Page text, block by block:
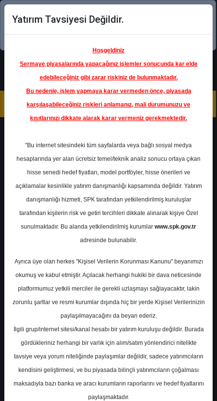
Şimdi uygulamayı indirin!
MGROS- MİGROS TİCARET A.Ş.
Hedef Fiyat 810.00 ₺
Getiri
%0.00
0 0
En Yüksek Tahmin
Ortalama Fiyat Tahmini
Yatırım Tavsiyesi Değildir.
Hoşgeldiniz
Sermaye piyasalarında yapacağınız işlemler sonucunda kar elde
edebileceğiniz gibi zarar riskiniz de bulunmaktadır.
Bu nedenle, işlem yapmaya karar vermeden önce, piyasada
karşılaşabileceğiniz riskleri anlamanız, mali durumunuzu ve
kısıtlarınızı dikkate alarak karar vermeniz gerekmektedir.
"Bu internet sitesindeki tüm sayfalarda veya bağlı sosyal medya
hesaplarında yer alan ücretsiz temel/teknik analiz sonucu ortaya çıkan
hisse senedi hedef fiyatları, model portföyler, hisse önerileri ve
açıklamalar kesinlikle yatırım danışmanlığı kapsamında değildir. Yatırım
danışmanlığı hizmeti, SPK tarafından yetkilendirilmiş kuruluşlar
tarafından kişilerin risk ve getiri tercihleri dikkate alınarak kişiye Özel
sunulmaktadır. Bu alanda yetkilendirilmiş kurumlar www.spk.gov.tr
adresinde bulunabilir.
Ayrıca üye olan herkes "Kişisel Verilerin Korunması Kanunu" beyanımızı
okumuş ve kabul etmiştir. Açılacak herhangi hukiki bir dava neticesinde
platformumuz yetkili merciler ile gerekli uzlaşmayı sağlayacaktır, lakin
zorunlu şartlar ve resmi kurumlar dışında hiç bir yerde Kişisel Verilerinizin
paylaşılmayacağını da beyan ederiz.
İlgili grup/internet sitesi/kanal hesabı bir yatırım kuruluşu değildir. Burada
gördükleriniz herhangi bir varlık için alım/satım yönlendirici nitelikte
tavsiye veya yorum niteliğinde paylaşımlar değildir, sadece yatırımcıların
kendisini geliştirmesi, ve bu piyasada bilinçli yatırımcıların çoğalması
maksadıyla bazı banka ve aracı kurumların raporlarını ve hedef fiyatlarını
paylaşmaktadır.